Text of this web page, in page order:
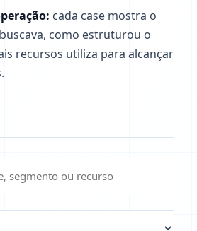
cada case mostra o
como estruturou o
recursos utiliza para alcançar